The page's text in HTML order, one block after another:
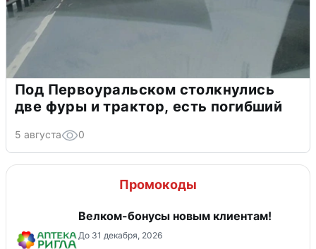
Под Первоуральском столкнулись
две фуры и трактор, есть погибший
5 августа 0
Промокоды
Велком-бонусы новым клиентам!
До 31 декабря, 2026